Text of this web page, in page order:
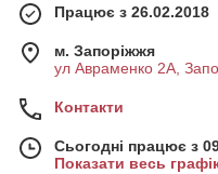
Працює з 26.02.2018
м. Запоріжжя
ул Авраменко 2А,
Контакти
Сьогодні працює з
Показати весь